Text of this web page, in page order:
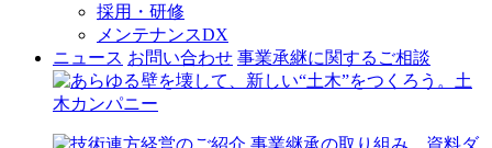
採用・研修
メンテナンスDX
ニュース お問い合わせ 事業承継に関するご相談